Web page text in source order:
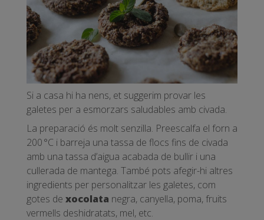
Si a casa hi ha nens, et suggerim provar les
galetes per a esmorzars saludables amb civada.
La preparació és molt senzilla. Preescalfa el forn a
200 °C i barreja una tassa de flocs fins de civada
amb una tassa d’aigua acabada de bullir i una
cullerada de mantega. També pots afegir-hi altres
ingredients per personalitzar les galetes, com
gotes de xocolata negra, canyella, poma, fruits
vermells deshidratats, mel, etc.